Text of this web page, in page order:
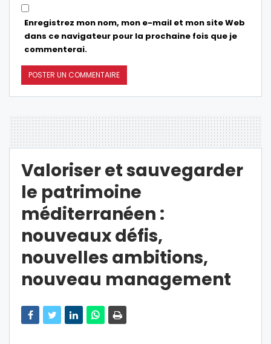
Enregistrez mon nom, mon e-mail et mon site Web
dans ce navigateur pour la prochaine fois que je
commenterai.
Valoriser et sauvegarder
le patrimoine
méditerranéen :
nouveaux défis,
nouvelles ambitions,
nouveau management